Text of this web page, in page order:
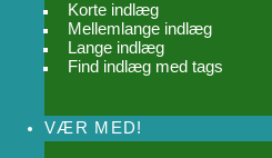
Korte indlæg
Mellemlange indlæg
Lange indlæg
Find indlæg med tags
VÆR MED!